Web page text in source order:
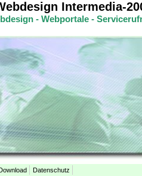
Intermedia-
- Webportale -
Datenschutz